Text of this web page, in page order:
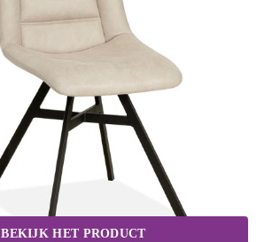
BEKIJK HET PRODUCT